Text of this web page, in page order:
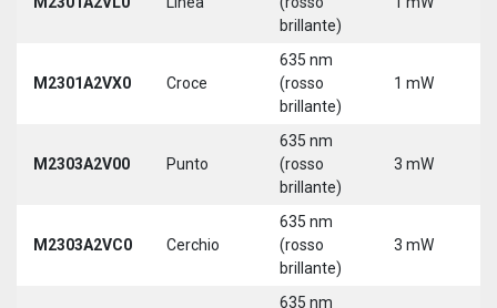
brillante)
M2301A2VX0 Croce
635 nm
(rosso
brillante)
1 mW
M2303A2V00 Punto
635 nm
(rosso
brillante)
3 mW
M2303A2VC0 Cerchio
635 nm
(rosso
brillante)
3 mW
635 nm